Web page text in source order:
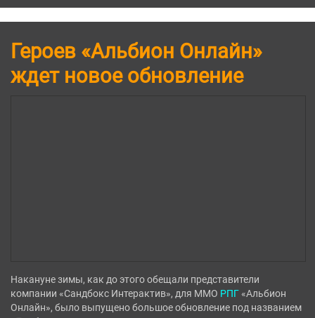
Героев «Альбион Онлайн»
ждет новое обновление
Накануне зимы, как до этого обещали представители
компании «Сандбокс Интерактив», для ММО РПГ «Альбион
Онлайн», было выпущено большое обновление под названием